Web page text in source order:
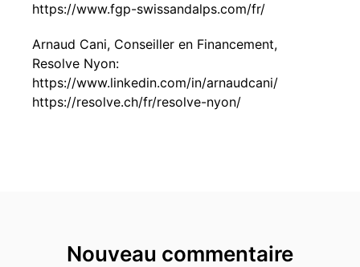
https://www.fgp-swissandalps.com/fr/
Arnaud Cani, Conseiller en Financement,
Resolve Nyon:
https://www.linkedin.com/in/arnaudcani/
https://resolve.ch/fr/resolve-nyon/
Nouveau commentaire